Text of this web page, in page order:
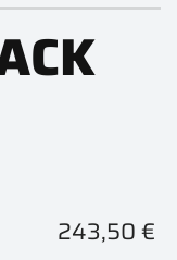
243,50 €